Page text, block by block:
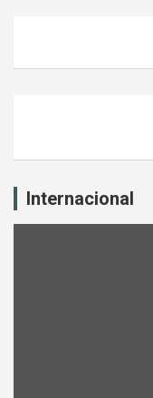
Internacional